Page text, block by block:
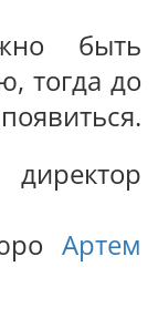
быть
тогда до
Артем